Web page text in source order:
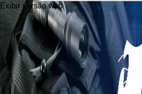
Exibir versão web